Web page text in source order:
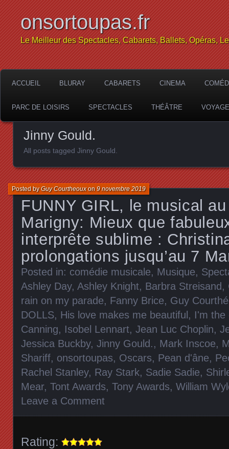
onsortoupas.fr
Le Meilleur des Spectacles, Cabarets, Ballets, Opéras,
ACCUEIL BLURAY CABARETS CINEMA
PARC DE LOISIRS SPECTACLES THÉÂTRE
Jinny Gould.
All posts tagged Jinny Gould.
FUNNY GIRL, le musical
Marigny: Mieux que
interprête sublime :
prolongations jusqu’au 7
Posted byGuy Courtheouxon9 novembre 2019
Posted in: comédie musicale, Musique,
Ashley Day, Ashley Knight, Barbra Streisand,
rain on my parade, Fanny Brice, Guy
DOLLS, His love makes me beautiful, I'm the
Canning, Isobel Lennart, Jean Luc Choplin,
Jessica Buckby, Jinny Gould., Mark Inscoe,
Shariff, onsortoupas, Oscars, Pean d'âne,
Rachel Stanley, Ray Stark, Sadie Sadie,
Mear, Tont Awards, Tony Awards, William
Leave a Comment
Rating: